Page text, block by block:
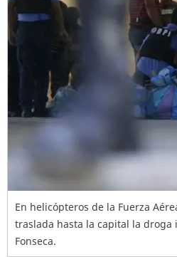
En helicópteros de la Fuerza
traslada hasta la capital la droga
Fonseca.